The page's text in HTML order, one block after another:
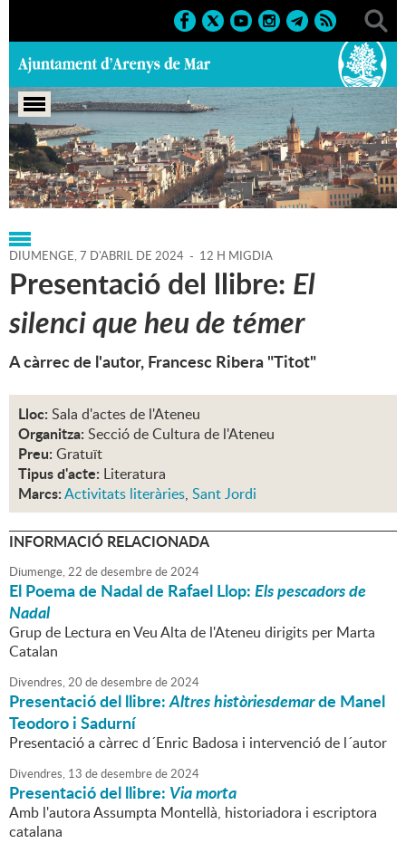
Portada > Regidories > Cultura > Agenda > 07-04-2024
DIUMENGE,7 D'ABRIL DE 2024 - 12 H MIGDIA
Presentació del llibre: El
silenci que heu de témer
A càrrec de l'autor, Francesc Ribera "Titot"
Lloc: Sala d'actes de l'Ateneu
Organitza: Secció de Cultura de l'Ateneu
Preu: Gratuït
Tipus d'acte: Literatura
Marcs:Activitats literàries, Sant Jordi
INFORMACIÓ RELACIONADA
Diumenge,22 dedesembrede2024
El Poema de Nadal de Rafael Llop:Els pescadors de
Nadal
Grup de Lectura en Veu Alta de l'Ateneu dirigits per Marta
Catalan
Divendres,20 dedesembrede2024
Presentació del llibre:Altres històriesdemarde Manel
Teodoro i Sadurní
Presentació a càrrec d´Enric Badosa i intervenció de l´autor
Divendres, 13 dedesembrede2024
Presentació del llibre: Via morta
Amb l'autora Assumpta Montellà, historiadora i escriptora
catalana